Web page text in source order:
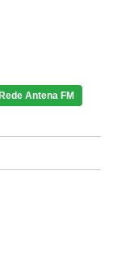
Antena FM